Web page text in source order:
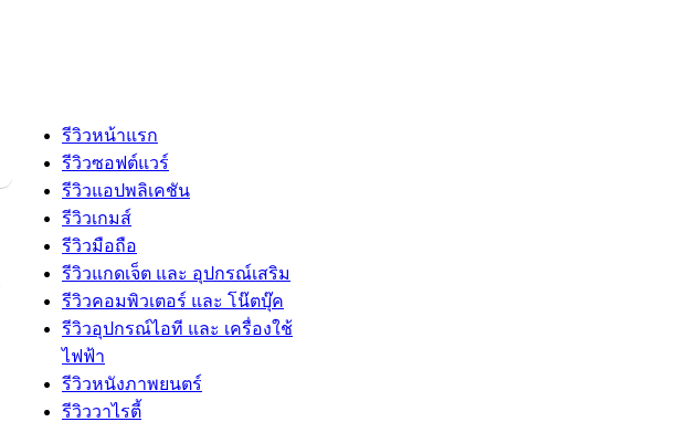
รีวิวหน้าแรก
รีวิวซอฟต์แวร์
รีวิวแอปพลิเคชัน
รีวิวเกมส์
รีวิวมือถือ
รีวิวแกดเจ็ต และ อุปกรณ์เสริม
รีวิวคอมพิวเตอร์ และ โน๊ตบุ๊ค
รีวิวอุปกรณ์ไอที และ เครื่องใช้
ไฟฟ้า
รีวิวหนังภาพยนตร์
รีวิววาไรตี้